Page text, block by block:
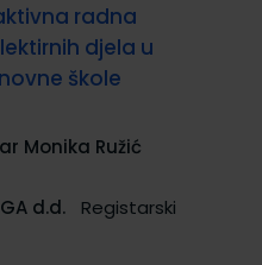
radna
djela u
škole
Monika Ružić
d.d.
Registarski